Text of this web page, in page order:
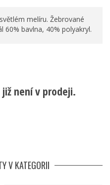
melíru. Žebrované
bavlna, 40% polyakryl.
není v prodeji.
V KATEGORII